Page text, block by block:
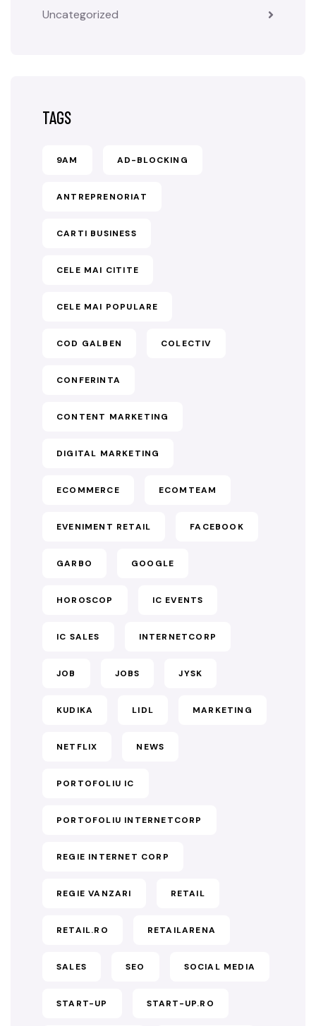
Uncategorized
TAGS
9AM AD-BLOCKING
ANTREPRENORIAT
CARTI BUSINESS
CELE MAI CITITE
CELE MAI POPULARE
COD GALBEN COLECTIV
CONFERINTA
CONTENT MARKETING
DIGITAL MARKETING
ECOMMERCE ECOMTEAM
EVENIMENT RETAIL FACEBOOK
GARBO GOOGLE
HOROSCOP IC EVENTS
IC SALES INTERNETCORP
JOB JOBS JYSK
KUDIKA LIDL MARKETING
NETFLIX NEWS
PORTOFOLIU IC
PORTOFOLIU INTERNETCORP
REGIE INTERNET CORP
REGIE VANZARI RETAIL
RETAIL.RO RETAILARENA
SALES SEO SOCIAL MEDIA
START-UP START-UP.RO